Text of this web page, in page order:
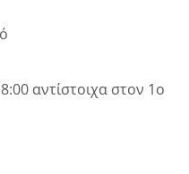
αντίστοιχα στον 1ο